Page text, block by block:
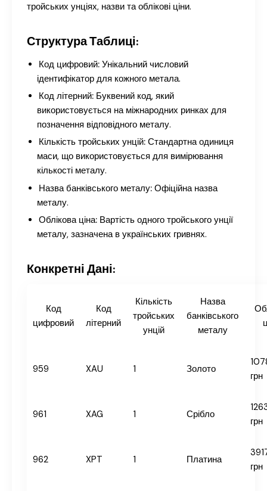
тройських унціях, назви та облікові ціни.
Структура Таблиці:
Код цифровий: Унікальний числовий
ідентифікатор для кожного метала.
Код літерний: Буквений код, який
використовується на міжнародних ринках для
позначення відповідного металу.
Кількість тройських унцій: Стандартна одиниця
маси, що використовується для вимірювання
кількості металу.
Назва банківського металу: Офіційна назва
металу.
Облікова ціна: Вартість одного тройського унції
металу, зазначена в українських гривнях.
Конкретні Дані:
Код
цифровий
Код
літерний
Кількість
тройських
унцій
Назва
банківського
металу
959 XAU 1 Золото
грн
961 XAG 1 Срібло
грн
962 XPT 1 Платина
грн